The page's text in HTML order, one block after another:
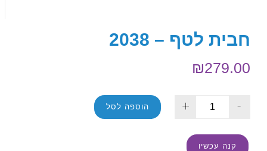
חבית לטף – 2038
₪279.00
-
+ הוספה לסל
קנה עכשיו